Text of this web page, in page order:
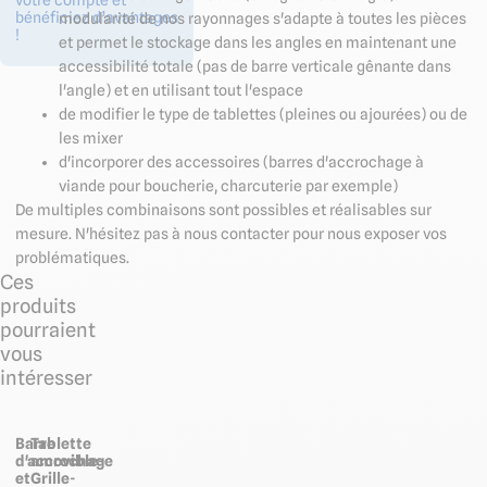
bénéficiez d’avantages
!
modularité de nos rayonnages s'adapte à toutes les pièces
et permet le stockage dans les angles en maintenant une
accessibilité totale (pas de barre verticale gênante dans
l'angle) et en utilisant tout l'espace
de modifier le type de tablettes (pleines ou ajourées) ou de
les mixer
d'incorporer des accessoires (barres d'accrochage à
viande pour boucherie, charcuterie par exemple)
De multiples combinaisons sont possibles et réalisables sur
mesure. N'hésitez pas à nous contacter pour nous exposer vos
problématiques.
Ces
produits
pourraient
vous
intéresser
Barre
d'accrochage
et
Tablette
amovible-
Grille-